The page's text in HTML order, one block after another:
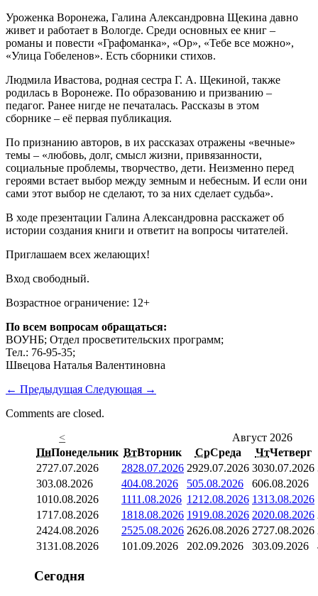
Уроженка Воронежа, Галина Александровна Щекина давно
живет и работает в Вологде. Среди основных ее книг –
романы и повести «Графоманка», «Ор», «Тебе все можно»,
«Улица Гобеленов». Есть сборники стихов.
Людмила Ивастова, родная сестра Г. А. Щекиной, также
родилась в Воронеже. По образованию и призванию –
педагог. Ранее нигде не печаталась. Рассказы в этом
сборнике – её первая публикация.
По признанию авторов, в их рассказах отражены «вечные»
темы – «любовь, долг, смысл жизни, привязанности,
социальные проблемы, творчество, дети. Неизменно перед
героями встает выбор между земным и небесным. И если они
сами этот выбор не сделают, то за них сделает судьба».
В ходе презентации Галина Александровна расскажет об
истории создания книги и ответит на вопросы читателей.
Приглашаем всех желающих!
Вход свободный.
Возрастное ограничение: 12+
По всем вопросам обращаться:
ВОУНБ; Отдел просветительских программ;
Тел.: 76-95-35;
Швецова Наталья Валентиновна
← Предыдущая Следующая →
Comments are closed.
<
Август 2026
ПнПонедельник ВтВторник СрСреда ЧтЧетверг
2727.07.2026 2828.07.2026 2929.07.2026 3030.07.2026
303.08.2026 404.08.2026 505.08.2026 606.08.2026
1010.08.2026 1111.08.2026 1212.08.2026 1313.08.2026
1717.08.2026 1818.08.2026 1919.08.2026 2020.08.2026
2424.08.2026 2525.08.2026 2626.08.2026 2727.08.2026
3131.08.2026 101.09.2026 202.09.2026 303.09.2026
Сегодня